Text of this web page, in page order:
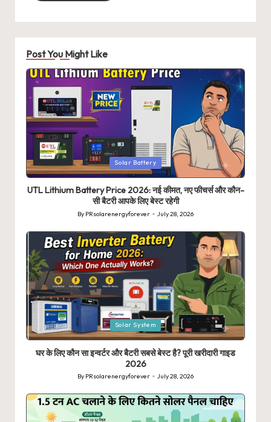
Post You Might Like
Posted
in
Solar Battery
UTL Lithium Battery Price 2026: नई कीमत, नए फीचर्स और कौन-
सी बैटरी आपके लिए बेस्ट रहेगी
Posted
By PRsolarenergyforever July 28, 2026
Posted
in
Solar System
घर के लिए कौन सा इन्वर्टर और बैटरी सबसे बेस्ट है? पूरी खरीदारी गाइड
2026
Posted
by
By PRsolarenergyforever July 28, 2026